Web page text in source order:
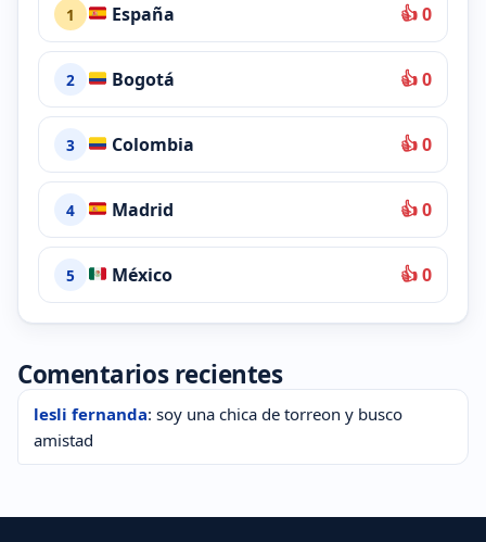
1 España 👍 0
2 Bogotá 👍 0
3 Colombia 👍 0
4 Madrid 👍 0
5 México 👍 0
Comentarios recientes
lesli fernanda: soy una chica de torreon y busco
amistad